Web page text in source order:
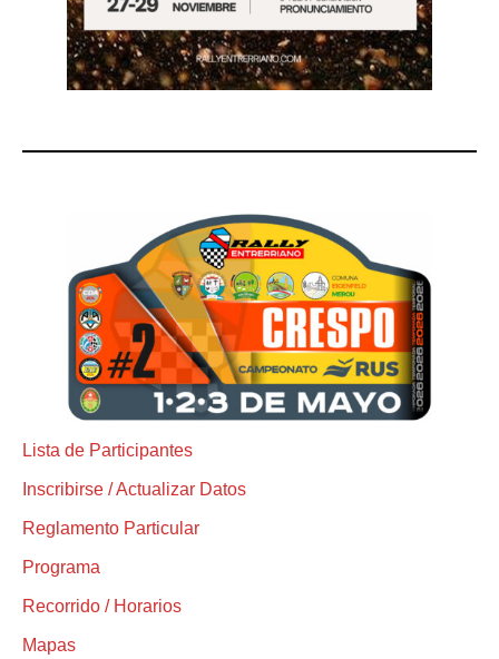
Lista de Participantes
Inscribirse / Actualizar Datos
Reglamento Particular
Programa
Recorrido / Horarios
Mapas